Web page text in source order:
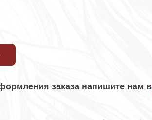
заказа напишите нам в